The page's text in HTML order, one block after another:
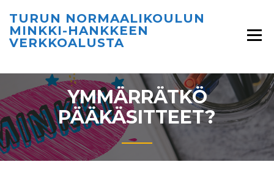
TURUN NORMAALIKOULUN
MINKKI-HANKKEEN
VERKKOALUSTA
YMMÄRRÄTKÖ
PÄÄKÄSITTEET?